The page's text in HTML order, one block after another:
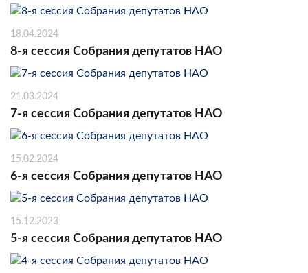
18.04.2024
8-я сессия Собрания депутатов НАО
21.03.2024
7-я сессия Собрания депутатов НАО
15.02.2024
6-я сессия Собрания депутатов НАО
15.12.2023
5-я сессия Собрания депутатов НАО